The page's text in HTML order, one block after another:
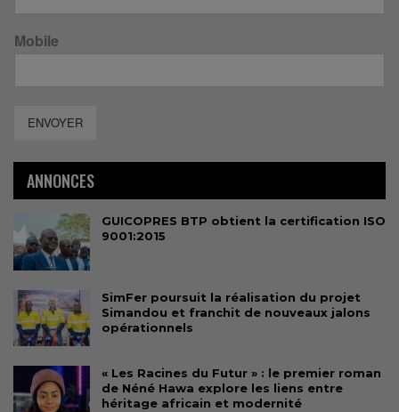
Mobile
ENVOYER
ANNONCES
GUICOPRES BTP obtient la certification ISO
9001:2015
SimFer poursuit la réalisation du projet
Simandou et franchit de nouveaux jalons
opérationnels
« Les Racines du Futur » : le premier roman
de Néné Hawa explore les liens entre
héritage africain et modernité